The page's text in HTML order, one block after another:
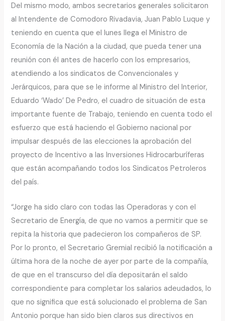
Del mismo modo, ambos secretarios generales solicitaron
al Intendente de Comodoro Rivadavia, Juan Pablo Luque y
teniendo en cuenta que el lunes llega el Ministro de
Economía de la Nación a la ciudad, que pueda tener una
reunión con él antes de hacerlo con los empresarios,
atendiendo a los sindicatos de Convencionales y
Jerárquicos, para que se le informe al Ministro del Interior,
Eduardo ‘Wado’ De Pedro, el cuadro de situación de esta
importante fuente de Trabajo, teniendo en cuenta todo el
esfuerzo que está haciendo el Gobierno nacional por
impulsar después de las elecciones la aprobación del
proyecto de Incentivo a las Inversiones Hidrocarburíferas
que están acompañando todos los Sindicatos Petroleros
del país.
“Jorge ha sido claro con todas las Operadoras y con el
Secretario de Energía, de que no vamos a permitir que se
repita la historia que padecieron los compañeros de SP.
Por lo pronto, el Secretario Gremial recibió la notificación a
última hora de la noche de ayer por parte de la compañía,
de que en el transcurso del día depositarán el saldo
correspondiente para completar los salarios adeudados, lo
que no significa que está solucionado el problema de San
Antonio porque han sido bien claros sus directivos en